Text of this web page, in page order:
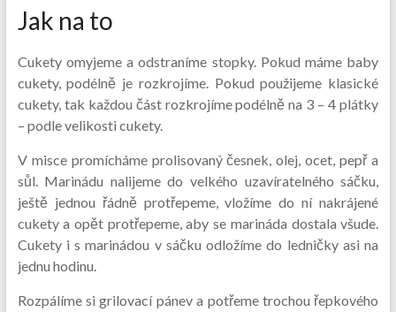
Jak na to
Cukety omyjeme a odstraníme stopky. Pokud máme baby
cukety, podélně je rozkrojíme. Pokud použijeme klasické
cukety, tak každou část rozkrojíme podélně na 3 – 4 plátky
– podle velikosti cukety.
V misce promícháme prolisovaný česnek, olej, ocet, pepř a
sůl. Marinádu nalijeme do velkého uzavíratelného sáčku,
ještě jednou řádně protřepeme, vložíme do ní nakrájené
cukety a opět protřepeme, aby se marináda dostala všude.
Cukety i s marinádou v sáčku odložíme do ledničky asi na
jednu hodinu.
Rozpálíme si grilovací pánev a potřeme trochou řepkového